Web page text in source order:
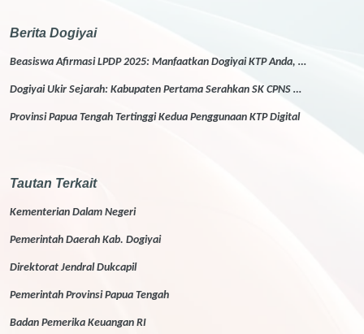
Berita Dogiyai
Beasiswa Afirmasi LPDP 2025: Manfaatkan Dogiyai KTP Anda, …
Dogiyai Ukir Sejarah: Kabupaten Pertama Serahkan SK CPNS …
Provinsi Papua Tengah Tertinggi Kedua Penggunaan KTP Digital
Tautan Terkait
Kementerian Dalam Negeri
Pemerintah Daerah Kab. Dogiyai
Direktorat Jendral Dukcapil
Pemerintah Provinsi Papua Tengah
Badan Pemerika Keuangan RI